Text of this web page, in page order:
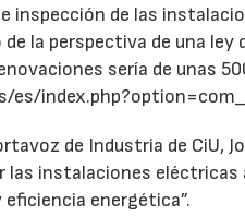
inspección de las
la perspectiva de una
sería de unas
es/
de Industria de CiU,
las instalaciones
energética”.